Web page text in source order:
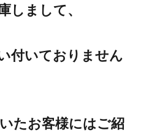
しまして、
付いておりません
たお客様にはご紹